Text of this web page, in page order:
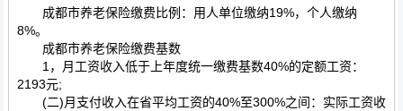
成都市养老保险缴费比例：用人单位缴纳19%，个人缴纳
8%。
成都市养老保险缴费基数
1，月工资收入低于上年度统一缴费基数40%的定额工资：
2193元;
(二)月支付收入在省平均工资的40%至300%之间：实际工资收